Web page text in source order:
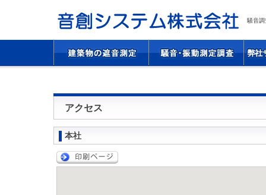
騒音調
アクセス
本社